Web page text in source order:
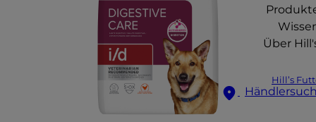
Über
Hill’s